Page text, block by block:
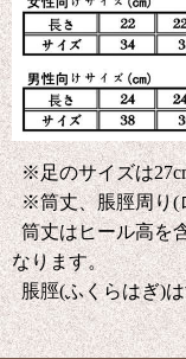
※足のサイズは
※筒丈、脹脛周り(
筒丈はヒール高を
なります。
脹脛(ふくらはぎ)